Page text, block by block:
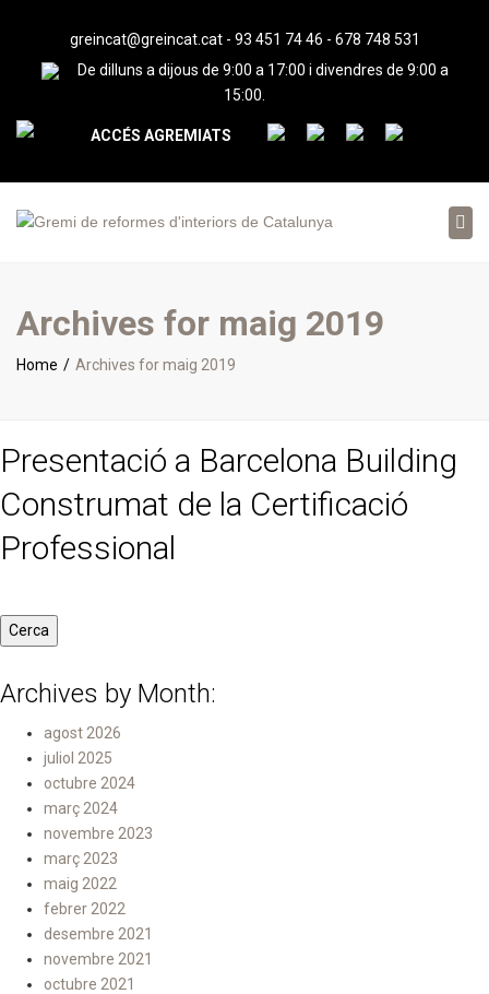
greincat@greincat.cat- 93 451 74 46 - 678 748 531
De dilluns a dijous de 9:00 a 17:00 i divendres de 9:00 a
15:00.
ACCÉS AGREMIATS
Archives for maig 2019
Home Archives for maig 2019
Presentació a Barcelona Building
Construmat de la Certificació
Professional
Archives by Month:
agost 2026
juliol 2025
octubre 2024
març 2024
novembre 2023
març 2023
maig 2022
febrer 2022
desembre 2021
novembre 2021
octubre 2021